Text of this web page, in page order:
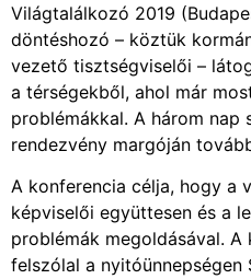
Világtalálkozó 2019
döntéshozó – köztük
vezető tisztségviselői –
a térségekből, ahol már
problémákkal. A három
rendezvény margóján
A konferencia célja, hogy a
képviselői együttesen és a
problémák megoldásával.
felszólal a nyitóünnepségen